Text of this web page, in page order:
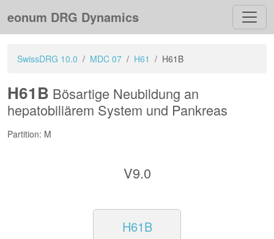
eonum DRG Dynamics
SwissDRG 10.0 MDC 07 H61 H61B
H61B Bösartige Neubildung an
hepatobiliärem System und Pankreas
Partition: M
V9.0
H61B